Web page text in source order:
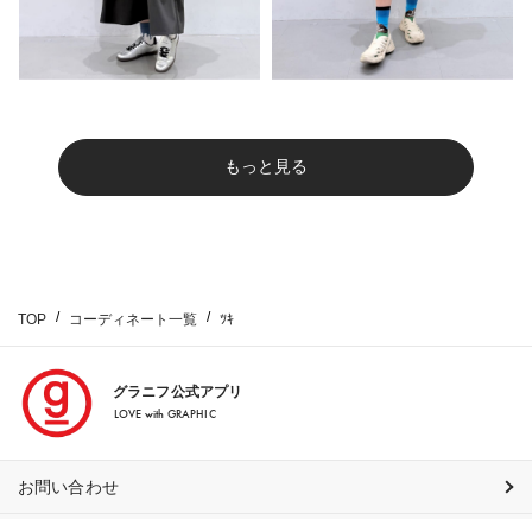
もっと見る
TOP コーディネート一覧 ﾂｷ
グラニフ公式アプリ
LOVE with GRAPHIC
お問い合わせ